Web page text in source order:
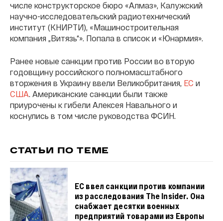
числе конструкторское бюро «Алмаз», Калужский
научно-исследовательский радиотехнический
институт (КНИРТИ), «Машиностроительная
компания „Витязь“». Попала в список и «Юнармия».
Ранее новые санкции против России во вторую
годовщину российского полномасштабного
вторжения в Украину ввели Великобритания, ЕС и
США. Американские санкции были также
приурочены к гибели Алексея Навального и
коснулись в том числе руководства ФСИН.
СТАТЬИ ПО ТЕМЕ
ЕС ввел санкции против компании
из расследования The Insider. Она
снабжает десятки военных
предприятий товарами из Европы